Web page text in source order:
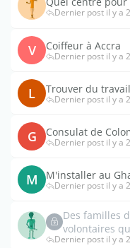
Dernier post il y a
V Coiffeur à Accra
Dernier post il y a
L Trouver du
Dernier post il y a
G Consulat de
Dernier post il y a
M M'installer au
Dernier post il y a
Des familles
volontaires
Dernier post il y a